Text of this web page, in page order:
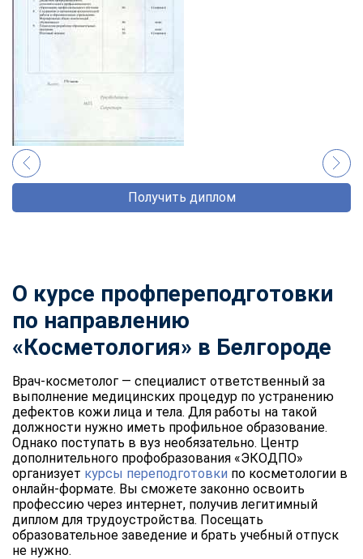
Получить диплом
О курсе профпереподготовки
по направлению
«Косметология» в Белгороде
Врач-косметолог — специалист ответственный за
выполнение медицинских процедур по устранению
дефектов кожи лица и тела. Для работы на такой
должности нужно иметь профильное образование.
Однако поступать в вуз необязательно. Центр
дополнительного профобразования «ЭКОДПО»
организует курсы переподготовки по косметологии в
онлайн-формате. Вы сможете законно освоить
профессию через интернет, получив легитимный
диплом для трудоустройства. Посещать
образовательное заведение и брать учебный отпуск
не нужно.